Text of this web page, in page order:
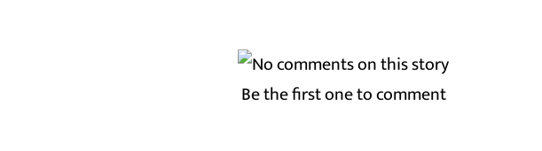
Be the first one to comment